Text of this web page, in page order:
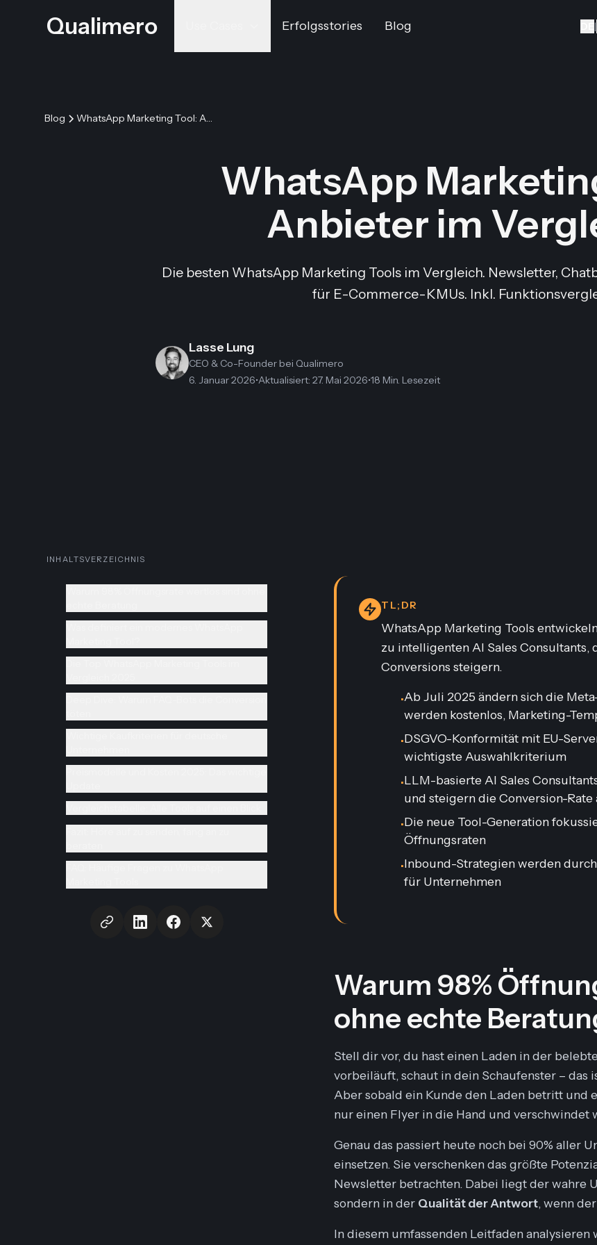
Qualimero Erfolgsstories Blog |
Blog WhatsApp Marketing Tool: Anbieter im Vergleich
WhatsApp
Anbieter im
Die besten WhatsApp Marketing Tools im Vergleich. Newsletter,
für E-Commerce-KMUs. Inkl.
Lasse Lung
CEO & Co-Founder bei Qualimero
6. Januar 2026•Aktualisiert: 27. Mai 2026•18 Min. Lesezeit
INHALTSVERZEICHNIS
TL;DR
WhatsApp Marketing Tools
zu intelligenten AI Sales
Conversions steigern.
•Ab Juli 2025 ändern sich die
werden kostenlos, Marketing-
•DSGVO-Konformität mit EU-
wichtigste Auswahlkriterium
•LLM-basierte AI Sales
und steigern die Conversion-Rate
•Die neue Tool-Generation
Öffnungsraten
•Inbound-Strategien werden
für Unternehmen
Warum 98%
ohne echte
Stell dir vor, du hast einen Laden in der
vorbeiläuft, schaut in dein Schaufenster – das
Aber sobald ein Kunde den Laden betritt
nur einen Flyer in die Hand und verschwindet
Genau das passiert heute noch bei 90% aller
einsetzen. Sie verschenken das größte
Newsletter betrachten. Dabei liegt der wahre
sondern in der Qualität der Antwort, wenn
In diesem umfassenden Leitfaden